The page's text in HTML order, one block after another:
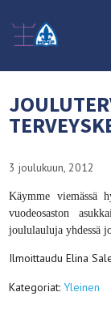
3 joulukuun, 2012
Käymme viemässä
vuodeosaston
joululauluja yhdessä
Ilmoittaudu Elina
Kategoriat:Yleinen